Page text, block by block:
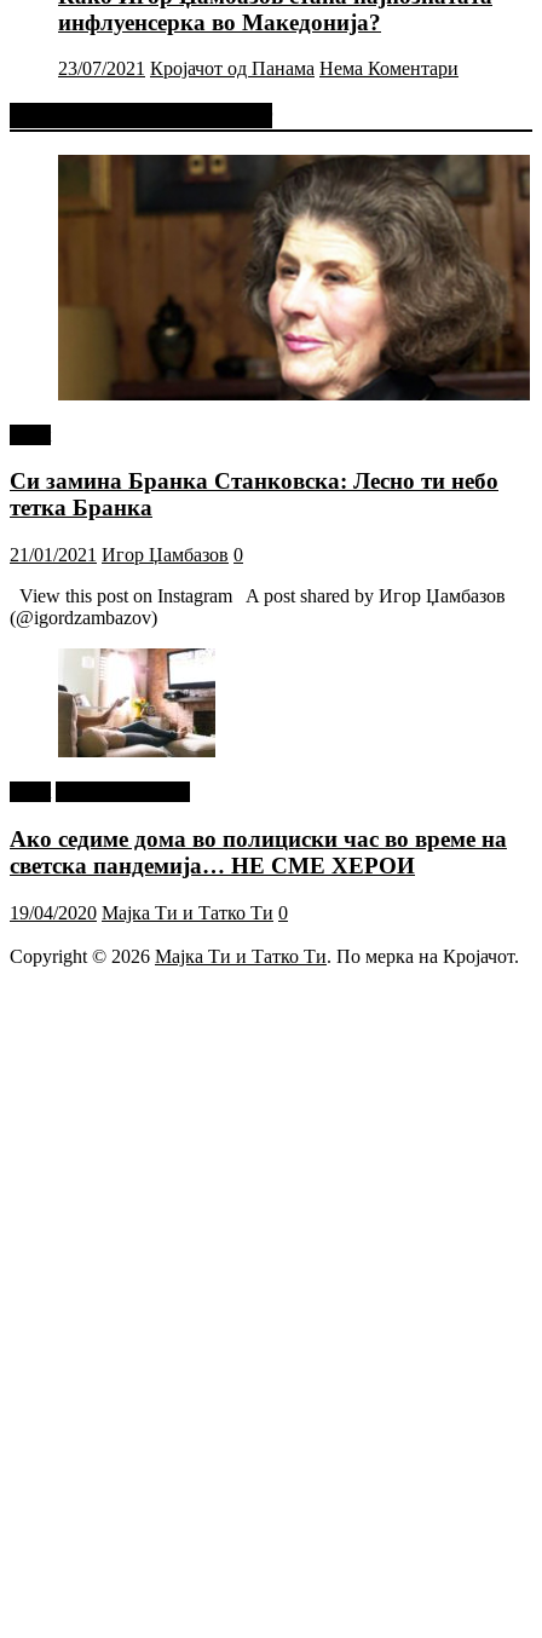
инфлуенсерка во Македонија?
23/07/2021 Кројачот од Панама Нема Коментари
Си замина Бранка Станковска: Лесно ти небо
тетка Бранка
21/01/2021 Игор Џамбазов 0
View this post on Instagram A post shared by Игор Џамбазов
(@igordzambazov)
Ако седиме дома во полициски час во време на
светска пандемија… НЕ СМЕ ХЕРОИ
19/04/2020 Мајка Ти и Татко Ти 0
Copyright © 2026 Мајка Ти и Татко Ти. По мерка на Кројачот.